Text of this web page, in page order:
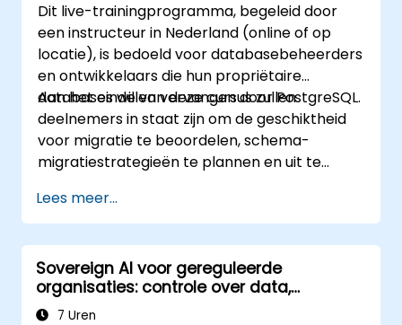
Dit live-trainingprogramma, begeleid door
een instructeur in Nederland (online of op
locatie), is bedoeld voor databasebeheerders
en ontwikkelaars die hun propriëtaire
databases willen vervangen door PostgreSQL.
Aan het einde van deze cursus zullen
deelnemers in staat zijn om de geschiktheid
voor migratie te beoordelen, schema-
migratiestrategieën te plannen en uit te
van passende hulpmiddelen en het
converteren van toepassingscode aan te
pakken.
Lees meer...
Sovereign AI voor gereguleerde
organisaties: controle over data,
modellen en inferentieomgevingen
7 Uren